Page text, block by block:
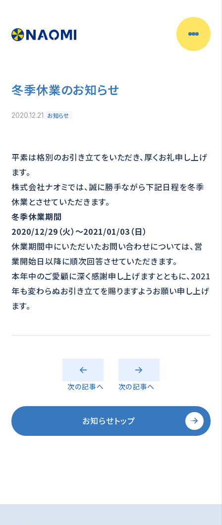
冬季休業のお知らせ
2020.12.21 お知らせ
平素は格別のお引き立てをいただき、厚くお礼申し上げ
ます。
株式会社ナオミでは、誠に勝手ながら下記日程を冬季
休業とさせていただきます。
冬季休業期間
2020/12/29（火）〜2021/01/03（日）
休業期間中にいただいたお問い合わせについては、営
業開始日以降に順次回答させていただきます。
本年中のご愛顧に深く感謝申し上げますとともに、2021
年も変わらぬお引き立てを賜りますようお願い申し上げ
ます。
次の記事へ 次の記事へ
お知らせトップ